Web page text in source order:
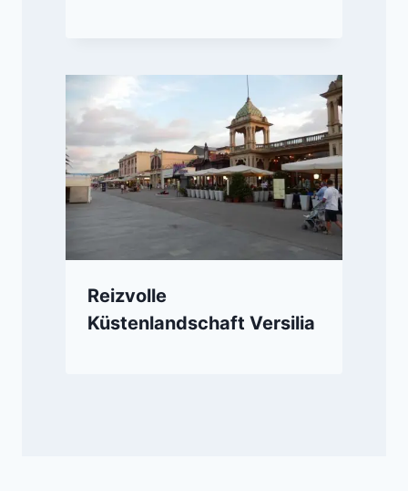
Reizvolle
Küstenlandschaft Versilia